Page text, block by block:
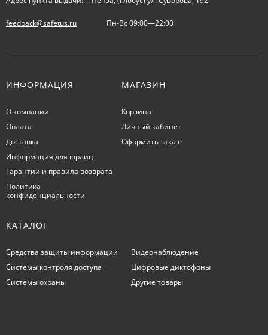
feedback@safetus.ru Пн-Вс 09:00—22:00
ИНФОРМАЦИЯ
О компании
Оплата
Доставка
Информация для юрлиц
Гарантии и правила возврата
Политика
конфиденциальности
МАГАЗИН
Корзина
Личный кабинет
Оформить заказ
КАТАЛОГ
Средства защиты информации
Системы контроля доступа
Системы охраны
Видеонаблюдение
Цифровые диктофоны
Другие товары